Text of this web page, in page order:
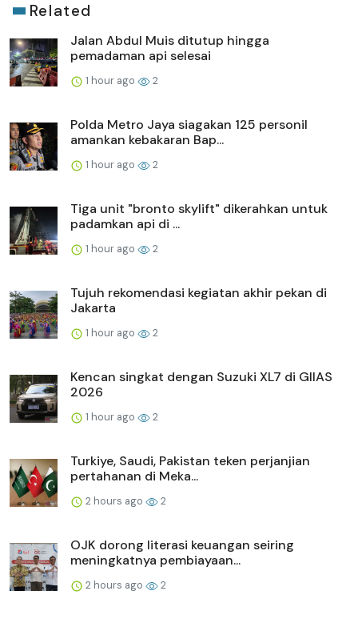
Related
Jalan Abdul Muis ditutup hingga
pemadaman api selesai
1 hour ago 2
Polda Metro Jaya siagakan 125 personil
amankan kebakaran Bap...
1 hour ago 2
Tiga unit "bronto skylift" dikerahkan untuk
padamkan api di ...
1 hour ago 2
Tujuh rekomendasi kegiatan akhir pekan di
Jakarta
1 hour ago 2
Kencan singkat dengan Suzuki XL7 di GIIAS
2026
1 hour ago 2
Turkiye, Saudi, Pakistan teken perjanjian
pertahanan di Meka...
2 hours ago 2
OJK dorong literasi keuangan seiring
meningkatnya pembiayaan...
2 hours ago 2